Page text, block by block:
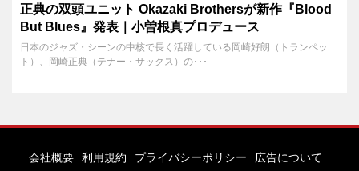
正典の双頭ユニット Okazaki Brothersが新作『Blood
But Blues』発表｜小曽根真プロデュース
日本のジャズ・シーンの中核で長く活躍している岡崎好朗（トランペッ
ト）、岡崎正典（テナー・サックス）の･･･
会社概要 利用規約 プライバシーポリシー 広告について